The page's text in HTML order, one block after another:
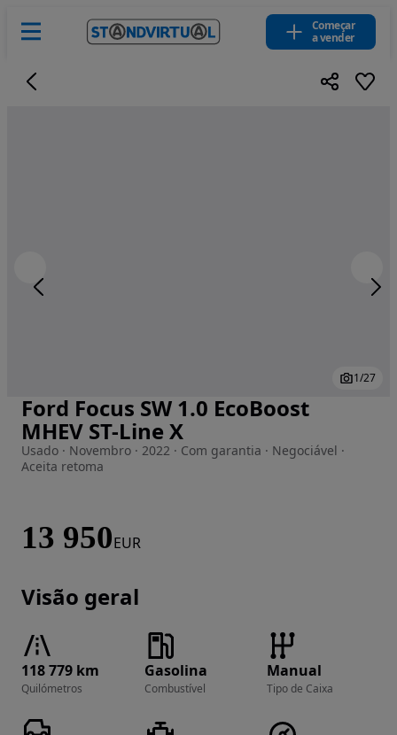
Começar
a vender
Imagem 1 de 27
1/27
Ford Focus SW 1.0 EcoBoost
MHEV ST-Line X
Usado · Novembro · 2022 · Com garantia · Negociável ·
Aceita retoma
13 950EUR
Visão geral
118 779 km
Quilómetros
Gasolina
Combustível
Manual
Tipo de Caixa